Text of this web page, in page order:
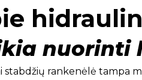
nuorinti
stabdžių rankenėlė tampa